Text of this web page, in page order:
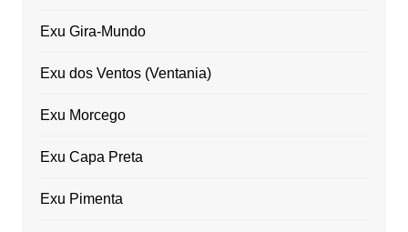
Exu Gira-Mundo
Exu dos Ventos (Ventania)
Exu Morcego
Exu Capa Preta
Exu Pimenta